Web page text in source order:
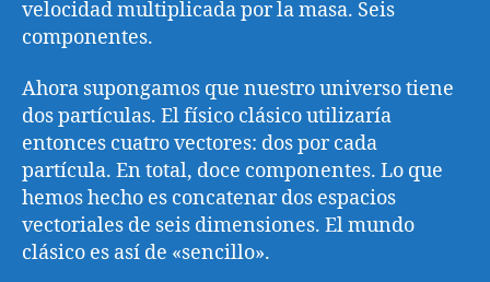
velocidad multiplicada por la masa. Seis
componentes.
Ahora supongamos que nuestro universo tiene
dos partículas. El físico clásico utilizaría
entonces cuatro vectores: dos por cada
partícula. En total, doce componentes. Lo que
hemos hecho es concatenar dos espacios
vectoriales de seis dimensiones. El mundo
clásico es así de «sencillo».